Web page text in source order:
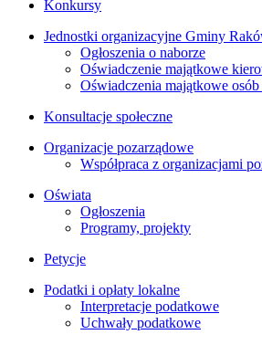
Konkursy
Jednostki organizacyjne Gminy
Ogłoszenia o naborze
Oświadczenie majątkowe
Oświadczenia majątkowe
Konsultacje społeczne
Organizacje pozarządowe
Współpraca z organizacjami
Oświata
Ogłoszenia
Programy, projekty
Petycje
Podatki i opłaty lokalne
Interpretacje podatkowe
Uchwały podatkowe